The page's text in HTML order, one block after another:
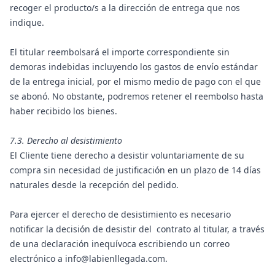
recoger el producto/s a la dirección de entrega que nos
indique.
El titular reembolsará el importe correspondiente sin
demoras indebidas incluyendo los gastos de envío estándar
de la entrega inicial, por el mismo medio de pago con el que
se abonó. No obstante, podremos retener el reembolso hasta
haber recibido los bienes.
7.3. Derecho al desistimiento
El Cliente tiene derecho a desistir voluntariamente de su
compra sin necesidad de justificación en un plazo de 14 días
naturales desde la recepción del pedido.
Para ejercer el derecho de desistimiento es necesario
notificar la decisión de desistir del contrato al titular, a través
de una declaración inequívoca escribiendo un correo
electrónico a info@labienllegada.com.